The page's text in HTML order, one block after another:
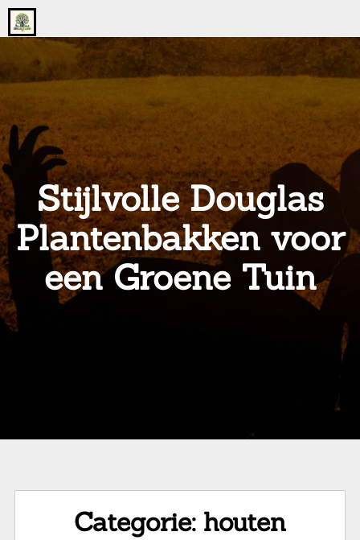
Go
to
home
page
onsgrotegezin.nl
Stijlvolle Douglas
Plantenbakken voor
een Groene Tuin
Categorie: houten